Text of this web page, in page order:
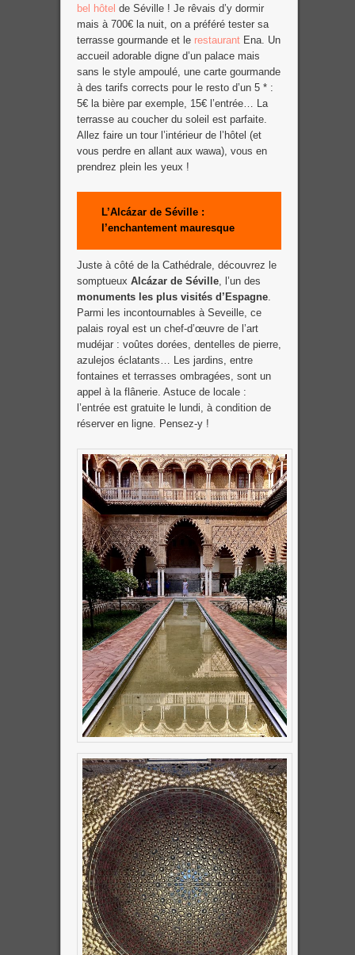
bel hôtel de Séville ! Je rêvais d’y dormir
mais à 700€ la nuit, on a préféré tester sa
terrasse gourmande et le restaurantEna. Un
accueil adorable digne d’un palace mais
sans le style ampoulé, une carte gourmande
à des tarifs corrects pour le resto d’un 5 * :
5€ la bière par exemple, 15€ l’entrée… La
terrasse au coucher du soleil est parfaite.
Allez faire un tour l’intérieur de l’hôtel (et
vous perdre en allant aux wawa), vous en
prendrez plein les yeux !
L’Alcázar de Séville :
l’enchantement mauresque
Juste à côté de la Cathédrale, découvrez le
somptueux Alcázar de Séville, l’un des
monuments les plus visités d’Espagne.
Parmi les incontournables à Seveille, ce
palais royal est un chef-d’œuvre de l’art
mudéjar : voûtes dorées, dentelles de pierre,
azulejos éclatants… Les jardins, entre
fontaines et terrasses ombragées, sont un
appel à la flânerie. Astuce de locale :
l’entrée est gratuite le lundi, à condition de
réserver en ligne. Pensez-y !